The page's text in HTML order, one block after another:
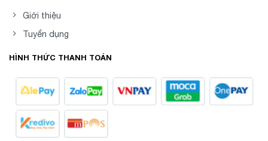
Giới thiệu
Tuyển dụng
HÌNH THỨC THANH TOÁN